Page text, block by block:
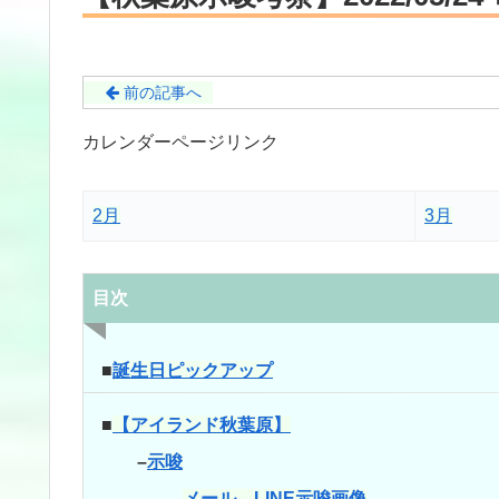
前の記事へ
カレンダーページリンク
2月 3月
目次
■誕生日ピックアップ
■ 【アイランド秋葉原】
–示唆